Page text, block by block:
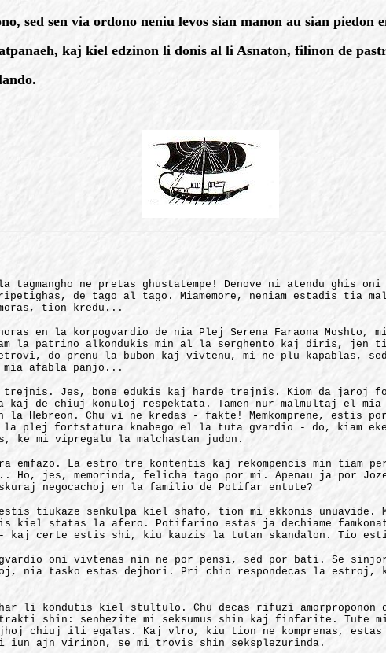
sed sen via ordono neniu levos sian manon au sian piedon
kaj kiel edzinon li donis al li Asnaton, filinon de
tagmangho ne pretas ghustatempe! Denove ni atendu ghis
de tago al tago. Miamemore, neniam estadis tia
tion kredu...
en la korpogvardio de nia Plej Serena Faraona Moshto,
la patrino alkondukis min al la serghento kaj diris, jen
do prenu la bubon kaj vivtenu, mi ne plu kapablas,
afabla panjo...
trejnis. Jes, bone edukis kaj harde trejnis. Kiom da jaroj
kaj de chiuj konuloj respektata. Tamen nur malmultaj el mia
Hebreon. Chu vi ne kredas - fakte! Memkomprene, estis
plej fortstatura knabego el la tuta gvardio - do, kiam
ke mi vipregalu la malchastan judon.
emfazo. La estro tre kontentis kaj rekompencis min tiam per
jes, memorinda, felicha tago por mi. Apenau ja por
negocachoj en la familio de Potifar entute?
tiukaze senkulpa kiel shafo, tion mi ekkonis
statas la afero. Potifarino estas ja dechiame
certe estis shi, kiu kauzis la tutan skandalon. Tio
oni vivtenas nin ne por pensi, sed por bati. Se
nia tasko estas dejhori. Pri chio respondecas la estroj,
li kondutis kiel stultulo. Chu decas rifuzi
shin: senhezite mi seksumus shin kaj finfarite. Tute
chiuj ili egalas. Kaj vlro, kiu tion ne komprenas, estas
iun ajn virinon, se mi trovis shin seksplezurinda.